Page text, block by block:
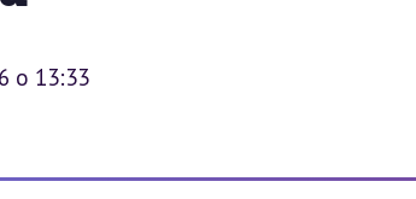
o 13:33